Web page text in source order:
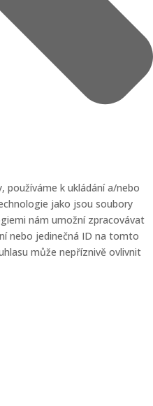
používáme k ukládání a/nebo
jako jsou soubory
nám umožní zpracovávat
nebo jedinečná ID na tomto
může nepříznivě ovlivnit